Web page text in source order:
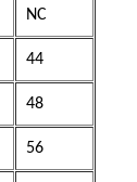
NC
44
48
56